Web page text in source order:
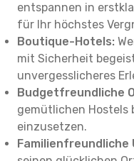
entspannen in
für Ihr höchstes
Boutique-Hotels:
mit Sicherheit
unvergesslicheres
Budgetfreundliche
gemütlichen Hostels
einzusetzen.